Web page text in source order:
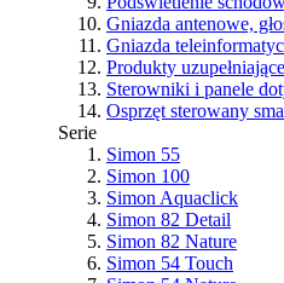
Gniazda antenowe,
Gniazda
Produkty uzupełniające
Sterowniki i panele
Osprzęt sterowany
Serie
Simon 55
Simon 100
Simon Aquaclick
Simon 82 Detail
Simon 82 Nature
Simon 54 Touch